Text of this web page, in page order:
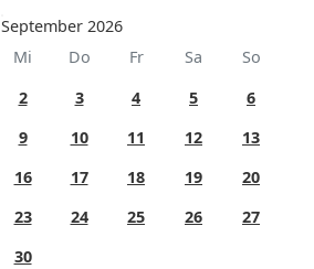
September 2026
Mi Do Fr Sa
So
2 3 4 5
6
9 10 11 12
13
16 17 18 19
20
23 24 25 26
27
30